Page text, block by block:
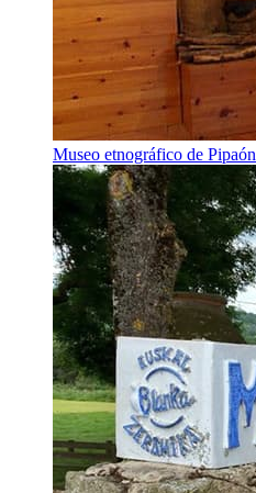
Museo etnográfico de Pipaón